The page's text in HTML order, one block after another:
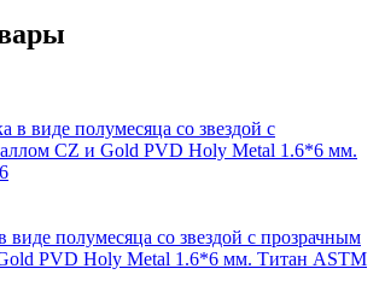
полумесяца со звездой с прозрачным
PVD Holy Metal 1.6*6 мм. Титан ASTM